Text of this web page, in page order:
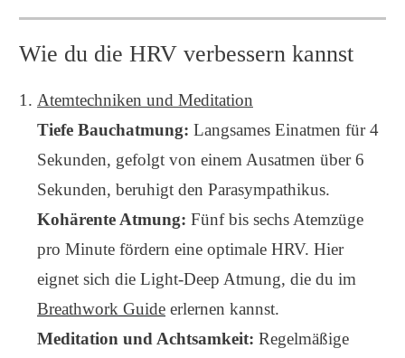
Wie du die HRV verbessern kannst
Atemtechniken und Meditation
Tiefe Bauchatmung: Langsames Einatmen für 4
Sekunden, gefolgt von einem Ausatmen über 6
Sekunden, beruhigt den Parasympathikus.
Kohärente Atmung: Fünf bis sechs Atemzüge
pro Minute fördern eine optimale HRV. Hier
eignet sich die Light-Deep Atmung, die du im
Breathwork Guide erlernen kannst.
Meditation und Achtsamkeit: Regelmäßige